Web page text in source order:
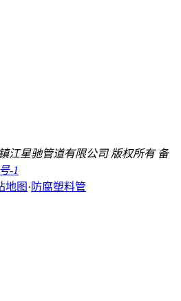
镇江星驰管道有限公司 版权所有 备
-1
地图 · 防腐塑料管